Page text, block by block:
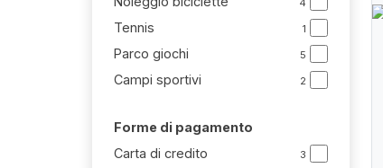
4
Tennis 1
Parco giochi 5
Campi sportivi 2
Forme di pagamento
Carta di credito
3